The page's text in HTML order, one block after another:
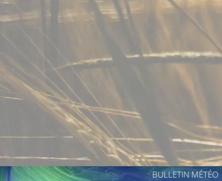
BULLETIN MÉTÉO